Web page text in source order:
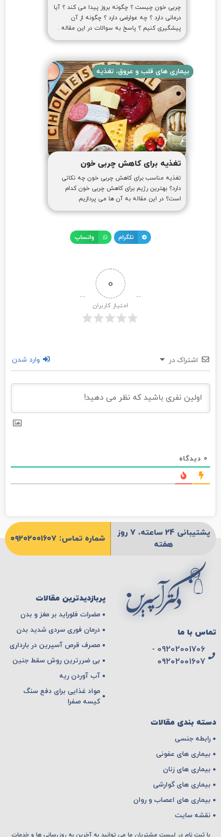
چربی خون چیست ؟ چگونه بروز پیدا می کند ؟ آیا
درمانی دارد ؟ چه عوارضی دارد ؟ چگونه از آن
پیشگیری کنیم ؟ پاسخ به سوالات در این مقاله .
بیماری های قلب و عروق، تغذیه
تغذیه برای کاهش چربی خون
تغذیه مناسب برای کاهش چربی خون چه نکاتی
دارد؟ بهترین رژیم برای کاهش چربی خون کدام
است؟ در این مقاله به آن ها می پردازیم.
تلگرام واتساپ
0
امتیاز کاربران
اشتراک در وارد شدن
0 دیدگاه
پشتیبانی 24 ساعته، 7 روز
هفته
شماره تماس: ۰۹۲۰۲۰۰۱۶۰۷
تماس با ما
09202001706 -
۰۹۲۰۲۰۰۱۶۰۷
پربازدیدترین مقالات
مضرات فلوراید بر مغز و بدن
درمان فوری سردی شدید بدن
مصرف قرص آسپرین در بارداری
بی ضررترین روش سقط جنین
آب آوردن ریه
مواد غذایی برای دفع سنگ
کیسه صفرا
دسته بندی مقالات
رابطه جنسی
بیماری های عفونی
بیماری های زنان
بیماری های گوارشی
بیماری های اعصاب و روان
نقشه سایت
با ثبت نام در لیست مشتریان ما می توانید به آخرین به روزرسانی ها و خدمات